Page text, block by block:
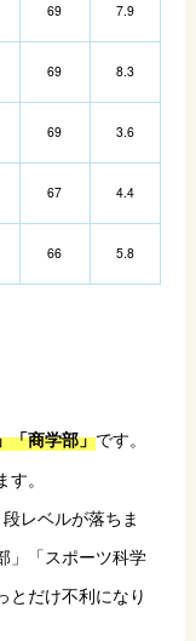
69 7.9
69 8.3
69 3.6
67 4.4
66 5.8
「商学部」です。
。
レベルが落ちま
」「スポーツ科学
とだけ不利になり